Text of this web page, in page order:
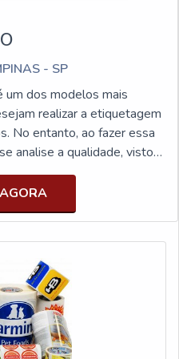
- SP
um dos modelos mais
realizar a etiquetagem
No entanto, ao fazer essa
analise a qualidade, visto
um ótima aquisição a
INFORMAÇÕES
utilizada
precisão, o ribbon de
em impressoras
de alta velocidade e
do modelo, muitas
um alto valor para
acontece. Isso porque o